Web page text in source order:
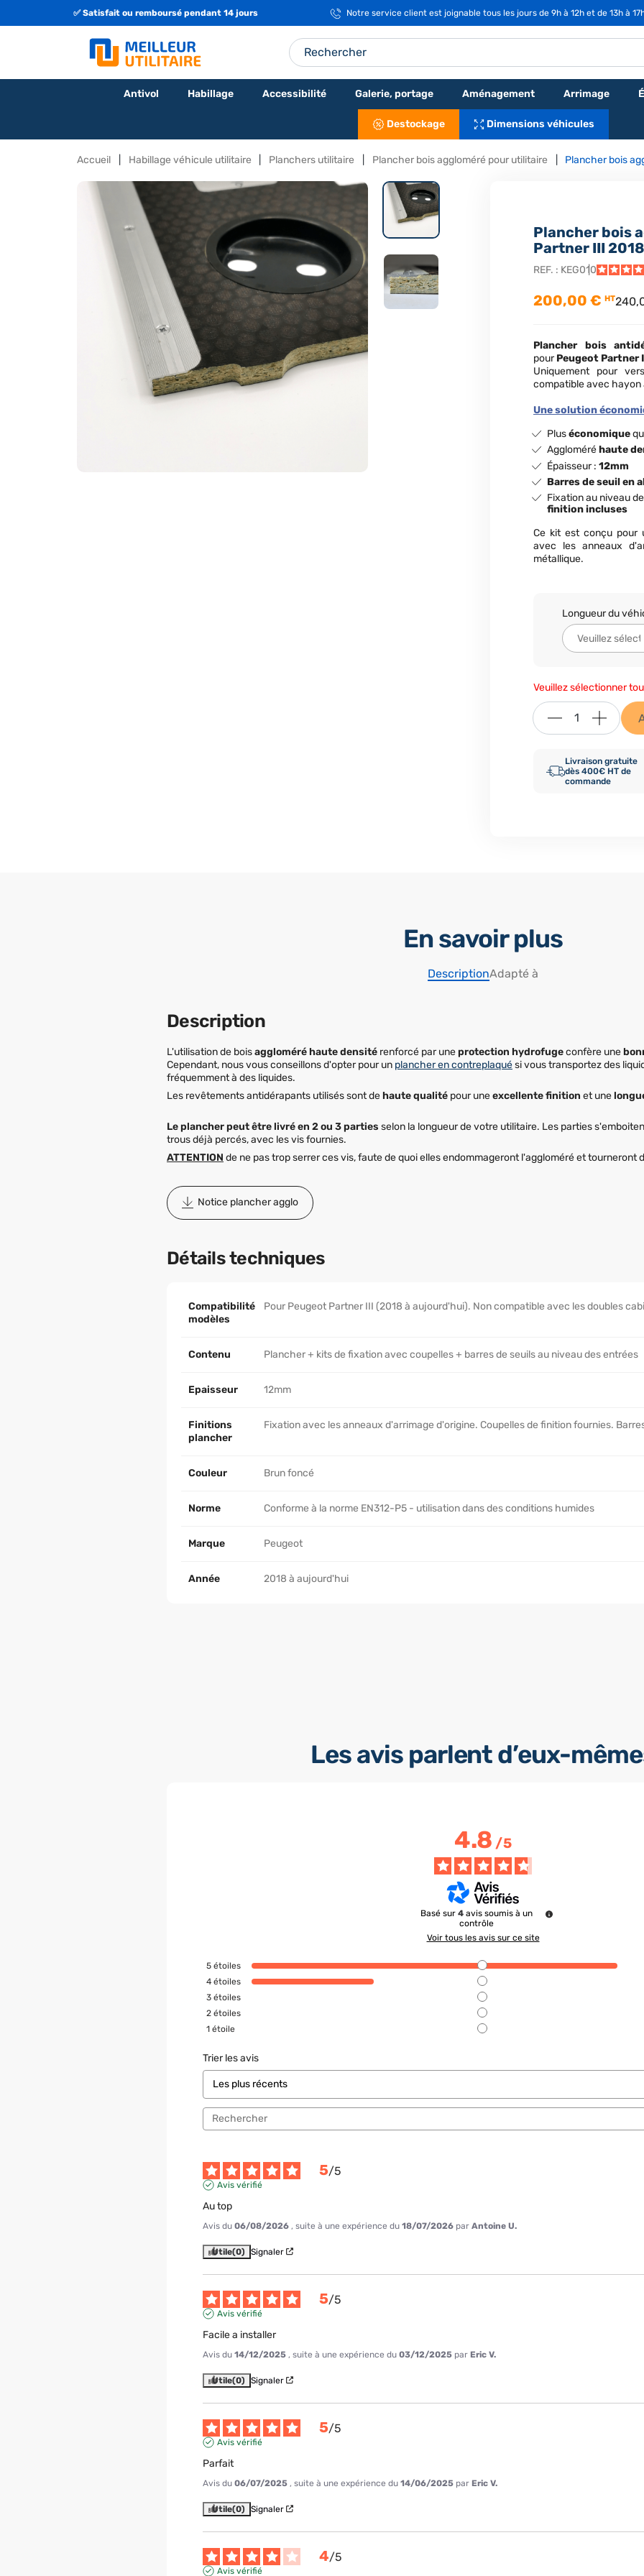
✅ Satisfait ou remboursé pendant 14 jours
🇫🇷 Fabrication Française ou Européenne Notre service client est joignable tous les jours de 9h à 12h et de 13h à
Antivol Habillage Accessibilité Galerie, portage Aménagement Arrimage
Destockage Dimensions véhicules
Accueil Habillage véhicule utilitaire Planchers utilitaire Plancher bois aggloméré pour utilitaire Plancher bois
Plancher bois
Partner III
REF. : KEG010
200,00 € HT
Plancher bois
pourPeugeot Partner
Uniquement pour
compatible avec hayon
Une solution
Pluséconomique
Aggloméréhaute
Épaisseur :12mm
Barres de seuil en
Fixation au niveau
finition incluses
Ce kit est conçu pour
avec les anneaux
métallique.
Longueur du
Veuillez sélectionner
Livraison gratuite
dès 400€ HT de
commande
En savoir plus
DescriptionAdapté à
Description
L'utilisation de boisaggloméré haute densité renforcé par uneprotection hydrofugeconfère une
Cependant, nous vous conseillons d'opter pour un plancher en contreplaquési vous transportez des
fréquemment à des liquides.
Les revêtements antidérapants utilisés sont dehaute qualité pour uneexcellente finition et une
Le plancher peut être livré en 2 ou 3 parties selon la longueur de votre utilitaire. Les parties
trous déjà percés, avec les vis fournies.
ATTENTION de ne pas trop serrer ces vis, faute de quoi elles endommageront l'aggloméré et tourneront
Notice plancher agglo
Détails techniques
Compatibilité
modèles
Pour Peugeot Partner III (2018 à aujourd'hui). Non compatible avec les doubles
Contenu Plancher + kits de fixation avec coupelles + barres de seuils au niveau des entrées
Epaisseur 12mm
Finitions
plancher
Fixation avec les anneaux d'arrimage d'origine. Coupelles de finition fournies.
Couleur Brun foncé
Norme Conforme à la norme EN312-P5 - utilisation dans des conditions humides
Marque Peugeot
Année 2018 à aujourd'hui
Les avis parlent d’eux-
4.8/5
Basé sur 4 avis soumis à un
contrôle
Voir tous les avis sur ce site
5 étoiles
4 étoiles
3 étoiles
2 étoiles
1 étoile
Trier les avis
5/5
Avis vérifié
Au top
Avis du 06/08/2026 , suite à une expérience du 18/07/2026 par Antoine U.
Utile(0) Signaler
5/5
Avis vérifié
Facile a installer
Avis du 14/12/2025 , suite à une expérience du 03/12/2025 par Eric V.
Utile(0) Signaler
5/5
Avis vérifié
Parfait
Avis du 06/07/2025 , suite à une expérience du 14/06/2025 par Eric V.
Utile(0) Signaler
4/5
Avis vérifié